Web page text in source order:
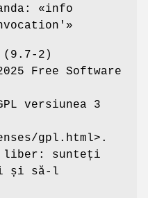
«info
(9.7-2)
Free Software
versiunea 3
gpl.html>.
liber: sunteți
și să-l